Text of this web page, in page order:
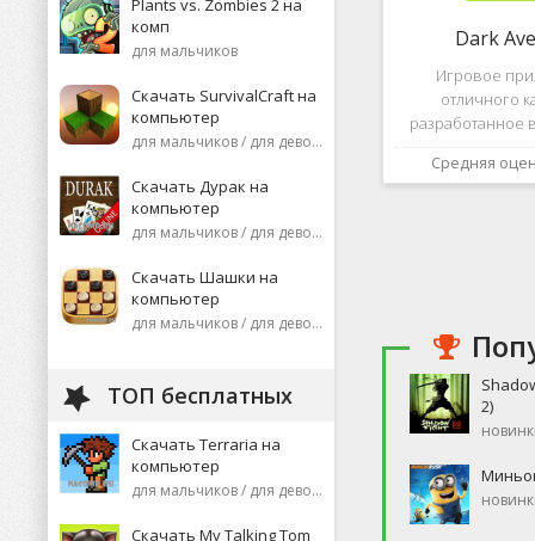
Plants vs. Zombies 2 на
комп
для мальчиков
Скачать SurvivalCraft на
компьютер
для мальчиков / для девочек
Скачать Дурак на
компьютер
для мальчиков / для девочек
Скачать Шашки на
компьютер
для мальчиков / для девочек
ТОП бесплатных
Скачать Terraria на
компьютер
для мальчиков / для девочек
Скачать My Talking Tom
Dark
Игровое
отличного
разработанное
это, конечно же,
ней вы сможете
Средняя
2)